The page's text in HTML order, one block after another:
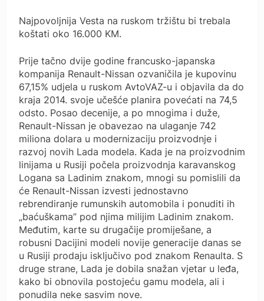
Najpovoljnija Vesta na ruskom tržištu bi trebala
koštati oko 16.000 KM.
Prije tačno dvije godine francusko-japanska
kompanija Renault-Nissan ozvaničila je kupovinu
67,15% udjela u ruskom AvtoVAZ-u i objavila da do
kraja 2014. svoje učešće planira povećati na 74,5
odsto. Posao decenije, a po mnogima i duže,
Renault-Nissan je obavezao na ulaganje 742
miliona dolara u modernizaciju proizvodnje i
razvoj novih Lada modela. Kada je na proizvodnim
linijama u Rusiji počela proizvodnja karavanskog
Logana sa Ladinim znakom, mnogi su pomislili da
će Renault-Nissan izvesti jednostavno
rebrendiranje rumunskih automobila i ponuditi ih
„baćuškama” pod njima milijim Ladinim znakom.
Međutim, karte su drugačije promiješane, a
robusni Dacijini modeli novije generacije danas se
u Rusiji prodaju isključivo pod znakom Renaulta. S
druge strane, Lada je dobila snažan vjetar u leđa,
kako bi obnovila postojeću gamu modela, ali i
ponudila neke sasvim nove.